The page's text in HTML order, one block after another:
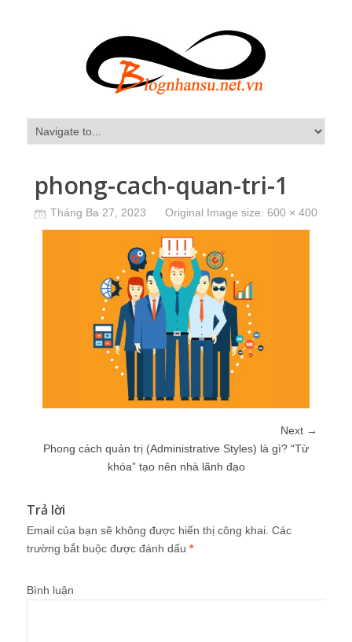
phong-cach-quan-tri-1
Tháng Ba 27, 2023 Original Image size: 600 × 400
Next →
Phong cách quản trị (Administrative Styles) là gì? “Từ
khóa” tạo nên nhà lãnh đạo
Trả lời
Email của bạn sẽ không được hiển thị công khai. Các
trường bắt buộc được đánh dấu *
Bình luận